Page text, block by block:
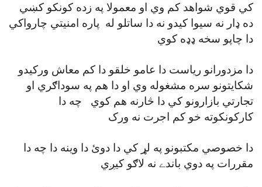
کي قوي شواهد کم وي او معمولا په زده کونکو کښي
ده ډار نه سيوا کيدو نه دا ساتلو له پاره امنيتي چارواکي
دا چاپو سخه ډډه کوي
دا مزدورانو رياست دا عامو خلقو دا کم معاش ورکيدو
شکايتونو سره مشغوله وي او دا هم په سوداګري او
تجارتي بازارونو کي دا څارنه هم کوي چه دا
کارکونکوته خو کم اجرت نه ورک
دا خصوصي مکتبونو په لړ کي دا دوئ دا وينه دا چه دا
مقررات په دوي باندے نه لاګو کيږي